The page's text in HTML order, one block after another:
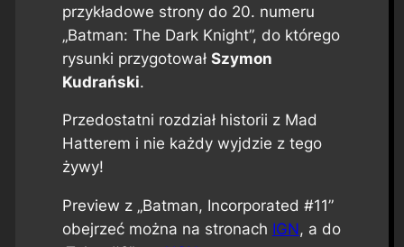
przykładowe strony do 20. numeru
„Batman: The Dark Knight”, do którego
rysunki przygotował Szymon
Kudrański.
Przedostatni rozdział historii z Mad
Hatterem i nie każdy wyjdzie z tego
żywy!
Preview z „Batman, Incorporated #11”
obejrzeć można na stronach IGN, a do